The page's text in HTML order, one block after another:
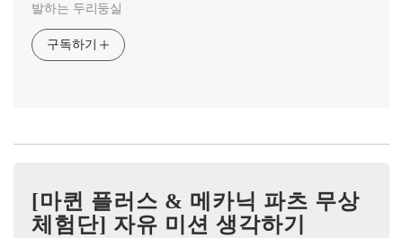
발하는 두리둥실
구독하기
[마퀸 플러스 & 메카닉 파츠 무상
체험단] 자유 미션 생각하기